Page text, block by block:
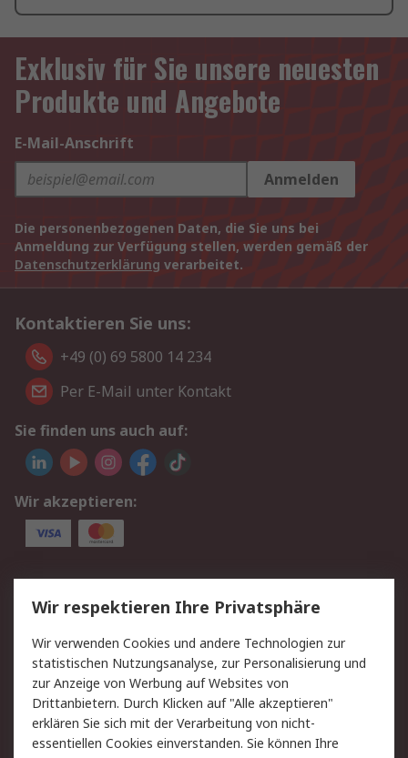
Exklusiv für Sie unsere neuesten
Produkte und Angebote
E-Mail-Anschrift
Anmelden
Die personenbezogenen Daten, die Sie uns bei
Anmeldung zur Verfügung stellen, werden gemäß der
Datenschutzerklärung verarbeitet.
Kontaktieren Sie uns:
+49 (0) 69 5800 14 234
Per E-Mail unter Kontakt
Sie finden uns auch auf:
Wir akzeptieren:
Service
Value Added Services
Lieferlösungen
Rücksendungen
Kontakt
Hilfe
Privatkunden
Rechtliches
AGB Datenschutz
Wir respektieren Ihre Privatsphäre
Wir verwenden Cookies und andere Technologien zur
statistischen Nutzungsanalyse, zur Personalisierung und
zur Anzeige von Werbung auf Websites von
Drittanbietern. Durch Klicken auf "Alle akzeptieren"
erklären Sie sich mit der Verarbeitung von nicht-
essentiellen Cookies einverstanden. Sie können Ihre